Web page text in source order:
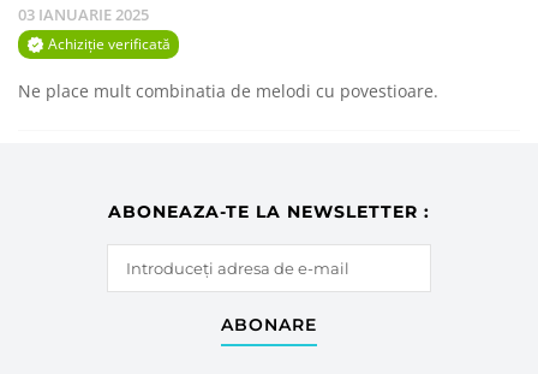
03 IANUARIE 2025
Achiziție verificată
Ne place mult combinatia de melodi cu povestioare.
ABONEAZA-TE LA NEWSLETTER :
ABONARE